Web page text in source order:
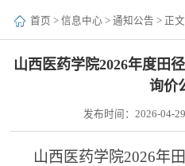
首页 > 信息中心 > 通知公告 > 正文
山西医药学院2026年度田
询价
发布时间：2026-04-29
山西医药学院2026年